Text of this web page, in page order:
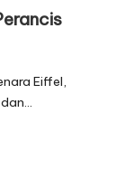
Eiffel,